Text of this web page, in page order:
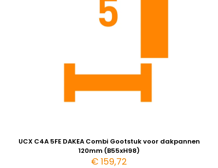
UCX C4A 5FE DAKEA Combi Gootstuk voor dakpannen
120mm (B55xH98)
€ 159,72